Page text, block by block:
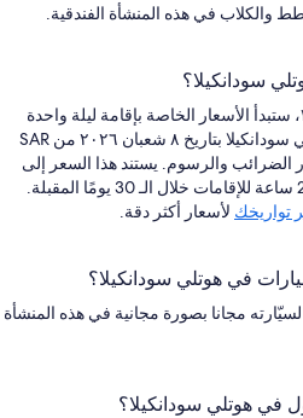
والكلاب في هذه المنشأة الفندقية.
سودانكيلا؟
اعتبارًا من ٧ شعبان ٢٠٢٦، ستبدأ الأسعار الخاصة بإقامة ليلة واحدة
لشخصين بالغين في هوتلي سودانكيلا بتاريخ ٨ شعبان ٢٠٢٦ من SAR
الضرائب والرسوم. يستند هذا السعر إلى
أقل سعر لليلة في آخر 24 ساعة للإقامات خلال الـ 30 يومًا المقبلة.
تواريخك لأسعار أكثر دقة.
في هوتلي سودانكيلا؟
مجانا بصورة مجانية في هذه المنشأة
هوتلي سودانكيلا؟